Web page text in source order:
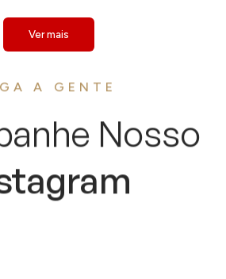
Ver mais
A GENTE
Nosso